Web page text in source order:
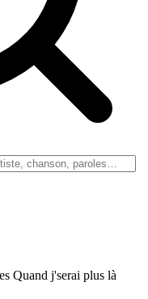
Quand j'serai plus là